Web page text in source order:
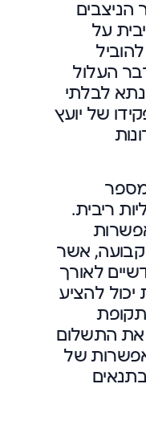
הניצבים
על
העלול
לבלתי
של יועץ
מספר
ריבית.
אשר
לאורך
יכול להציע
התשלום
אפשרות של